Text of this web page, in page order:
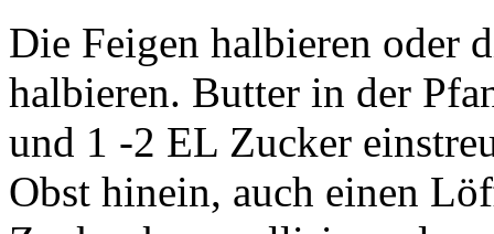
Die Feigen halbieren oder
halbieren. Butter in der
und 1 -2 EL Zucker
Obst hinein, auch einen